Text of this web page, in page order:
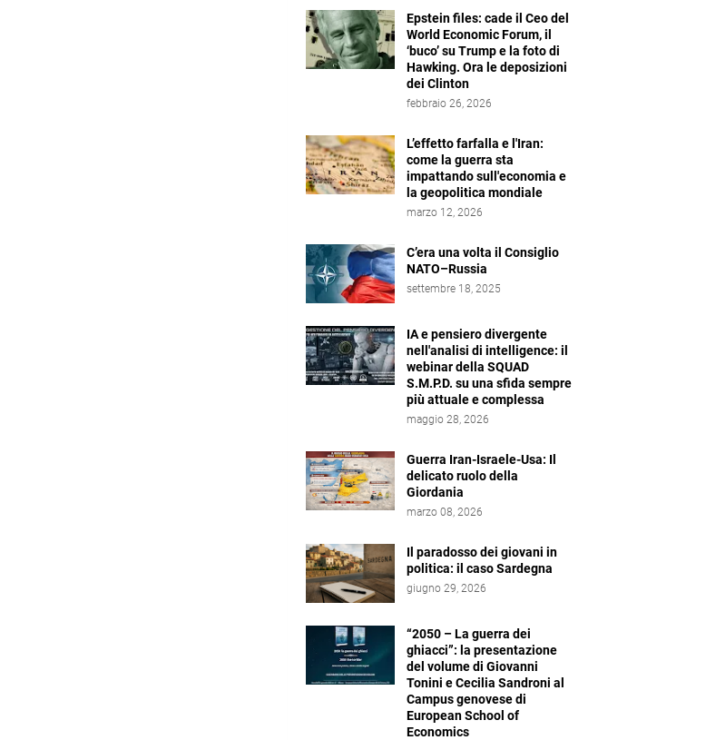
Epstein files: cade il Ceo del
World Economic Forum, il
‘buco’ su Trump e la foto di
Hawking. Ora le deposizioni
dei Clinton
febbraio 26, 2026
L’effetto farfalla e l'Iran:
come la guerra sta
impattando sull'economia e
la geopolitica mondiale
marzo 12, 2026
C’era una volta il Consiglio
NATO–Russia
settembre 18, 2025
IA e pensiero divergente
nell'analisi di intelligence: il
webinar della SQUAD
S.M.P.D. su una sfida sempre
più attuale e complessa
maggio 28, 2026
Guerra Iran-Israele-Usa: Il
delicato ruolo della
Giordania
marzo 08, 2026
Il paradosso dei giovani in
politica: il caso Sardegna
giugno 29, 2026
“2050 – La guerra dei
ghiacci”: la presentazione
del volume di Giovanni
Tonini e Cecilia Sandroni al
Campus genovese di
European School of
Economics